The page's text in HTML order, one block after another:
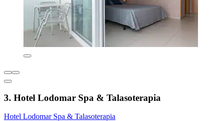
3. Hotel Lodomar Spa & Talasoterapia
Hotel Lodomar Spa & Talasoterapia